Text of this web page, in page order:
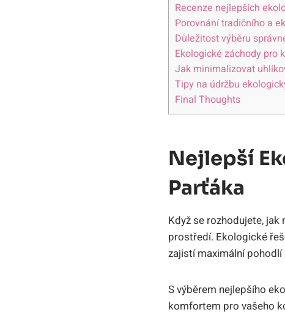
Recenze nejlepších
Porovnání tradičního a
Důležitost výběru
Ekologické záchody pro
Jak minimalizovat
Tipy na údržbu
Final Thoughts
Nejlepší
Parťáka
Když se rozhodujete,
prostředí. Ekologické
zajistí maximální
S výběrem nejlepšího
komfortem pro vašeho